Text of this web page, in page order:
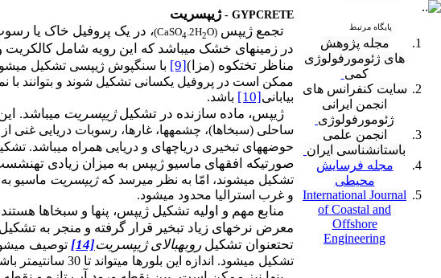
پایگاه مرتبط
مجله پژوهش
های ژئومورفولوژی
کمی
سایت کنفرانس های
انجمن ایرانی
ژئومورفولوژی
انجمن علمی
باستانشناسی ایران
مجله فرسایش
محیطی
International Journal
of Coastal and
Offshore
Engineering
GYPCRETE
-ژیپسریت
تجمع ژیپس (
CaSO4.2H2O
)، در یک پروفیل خاک یا
در زمین­های خشک می­باشد که این رویه شامل کالکریت
مناظر تخت­کوه (مزا)[9] با سنگ­­پوش ژیپسی تشکیل
ممکن است در پروفیل یکسانی تشکیل شوند و بتوانند با
بیابانی[10] باشد.
ژیپس، ماده سازنده در تشکیلژیپسریت می­باشد.
ساحلی (سبخاها)، چشمه­ها، غارها، رسوبات دریایی غنی
حوضه­های تبخیری دریاچه­ای و دریایی همراه می­باشد.
صورتی­که افق­های ماسیو ژیپس به میزان زیادی
تشکیل می­شوند، امّا به نظر می­رسد کهژیپسریت ماسیو
و غرب استرالیا محدود می­شود.
منابع مهم و اولیه تشکیل ژیپس، پن­ها و سبخاها
معرض نرخ­های زیاد تبخیر قرار گرفته و منجر به
تحت­عنوان تشکیلروبه­بالای ژیپسریت[14] توصیف
تشکیل می­شود. اندازه این بلورها می­تواند تا 30 سانتی­متر باشد و می­توانند به هم متصل شده و یک افق ماسیو منفرد تشکیل دهند.